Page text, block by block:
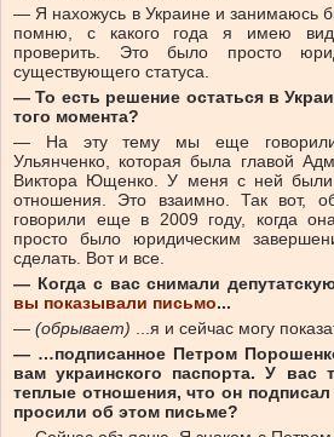
— Я нахожусь в Украине и занимаюсь
помню, с какого года я имею вид
проверить. Это было просто
существующего статуса.
— То есть решение остаться в
того момента?
— На эту тему мы еще
Ульянченко, которая была главой
Виктора Ющенко. У меня с ней
отношения. Это взаимно. Так вот,
говорили еще в 2009 году, когда
просто было юридическим
сделать. Вот и все.
— Когда с вас снимали
вы показывали письмо...
— (обрывает) ...я и сейчас могу
— …подписанное Петром
вам украинского паспорта. У вас
теплые отношения, что он
просили об этом письме?